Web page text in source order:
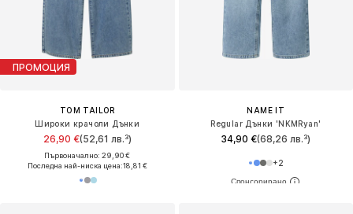
ПРОМОЦИЯ
TOM TAILOR
Широки крачоли Дънки
26,90 €(52,61 лв.³)
Първоначално: 29,90 €
Последна най-ниска цена:18,81 €
NAME IT
Regular Дънки 'NKMRyan'
34,90 €(68,26 лв.³)
+2